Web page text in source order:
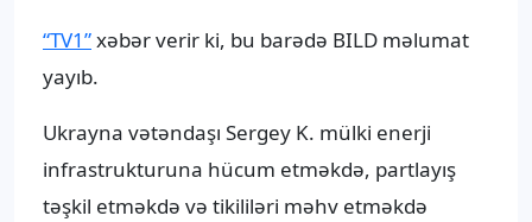
“TV1”xəbər verir ki, bu barədə BILD məlumat
yayıb.
Ukrayna vətəndaşı Sergey K. mülki enerji
infrastrukturuna hücum etməkdə, partlayış
təşkil etməkdə və tikililəri məhv etməkdə